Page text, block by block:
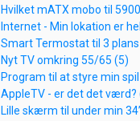
Hvilket mATX mobo til
Internet - Min lokation er
Smart Termostat til 3
Nyt TV omkring 55/65 (5)
Program til at styre min
AppleTV - er det det værd?
Lille skærm til under min